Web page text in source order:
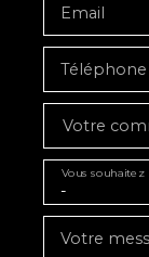
Email
Téléphone
Votre
-
Vous souhaitez
Votre